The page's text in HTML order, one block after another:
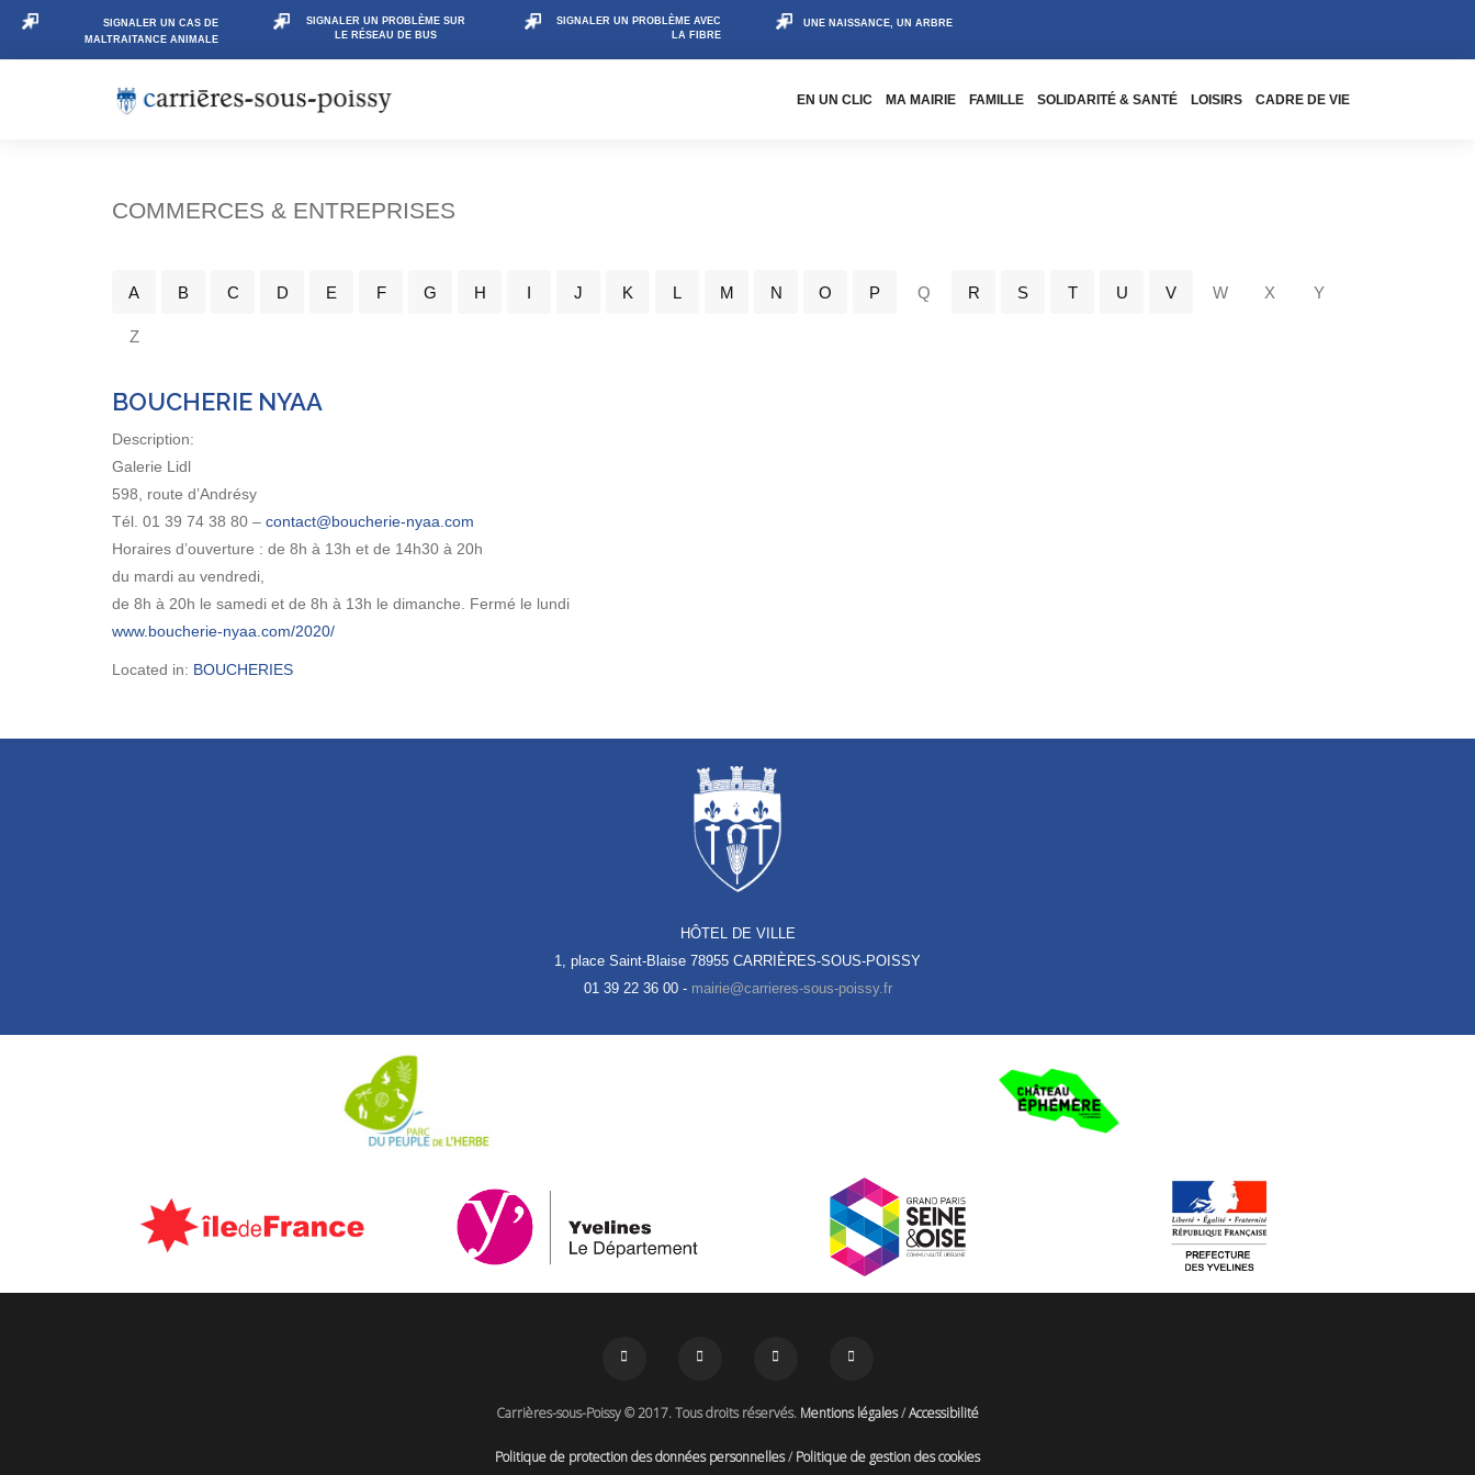
SIGNALER UN CAS DE
MALTRAITANCE ANIMALE
SIGNALER UN PROBLÈME SUR
LE RÉSEAU DE BUS
SIGNALER UN PROBLÈME AVEC
LA FIBRE
UNE NAISSANCE, UN ARBRE
EN UN CLIC MA MAIRIE FAMILLE SOLIDARITÉ & SANTÉ LOISIRS CADRE DE VIE
COMMERCES & ENTREPRISES
A B C D E F G H I J K L M N O P Q R S T U V W X Y
Z
BOUCHERIE NYAA
Description:
Galerie Lidl
598, route d’Andrésy
Tél. 01 39 74 38 80 –
Horaires d’ouverture : de 8h à 13h et de 14h30 à 20h
du mardi au vendredi,
de 8h à 20h le samedi et de 8h à 13h le dimanche. Fermé le lundi
www.boucherie-nyaa.com/2020/
Located in: BOUCHERIES
HÔTEL DE VILLE
1, place Saint-Blaise 78955 CARRIÈRES-SOUS-POISSY
01 39 22 36 00 -
Carrières-sous-Poissy © 2017. Tous droits réservés. Mentions légales/Accessibilité
Politique de protection des données personnelles/Politique de gestion des cookies